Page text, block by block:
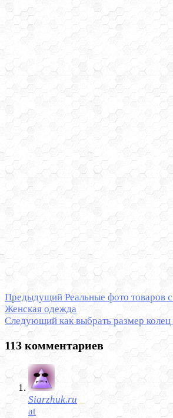
ПредыдущийРеальные фото товаров
Женская одежда
Следующий как выбрать размер колец
113 комментариев
Siarzhuk.ru
at